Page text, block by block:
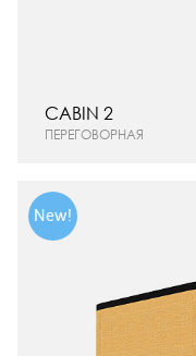
ПЕРЕГОВОРНАЯ
CABIN 2
New!